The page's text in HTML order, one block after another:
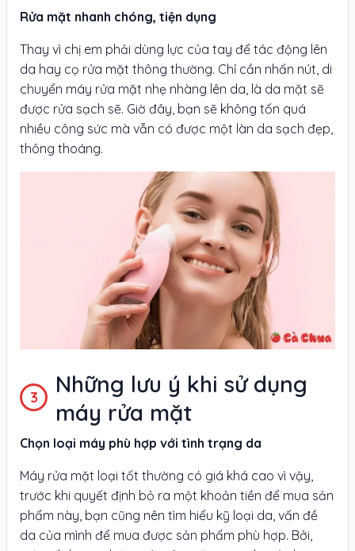
Rửa mặt nhanh chóng, tiện dụng
Thay vì chị em phải dùng lực của tay để tác động lên
da hay cọ rửa mặt thông thường. Chỉ cần nhấn nút, di
chuyển máy rửa mặt nhẹ nhàng lên da, là da mặt sẽ
được rửa sạch sẽ. Giờ đây, bạn sẽ không tốn quá
nhiều công sức mà vẫn có được một làn da sạch đẹp,
thông thoáng.
Những lưu ý khi sử dụng
máy rửa mặt
Chọn loại máy phù hợp với tình trạng da
Máy rửa mặt loại tốt thường có giá khá cao vì vậy,
trước khi quyết định bỏ ra một khoản tiền để mua sản
phẩm này, bạn cũng nên tìm hiểu kỹ loại da, vấn đề
da của mình để mua được sản phẩm phù hợp. Bởi,